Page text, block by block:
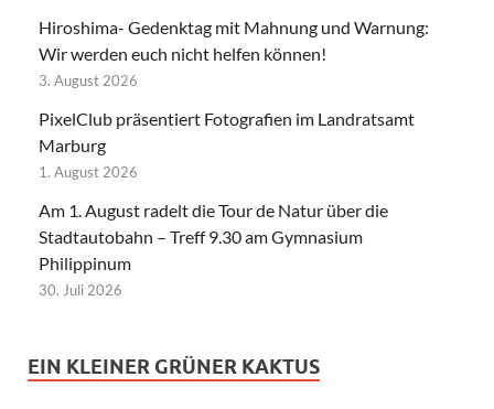
Hiroshima- Gedenktag mit Mahnung und Warnung:
Wir werden euch nicht helfen können!
3. August 2026
PixelClub präsentiert Fotografien im Landratsamt
Marburg
1. August 2026
Am 1. August radelt die Tour de Natur über die
Stadtautobahn – Treff 9.30 am Gymnasium
Philippinum
30. Juli 2026
EIN KLEINER GRÜNER KAKTUS